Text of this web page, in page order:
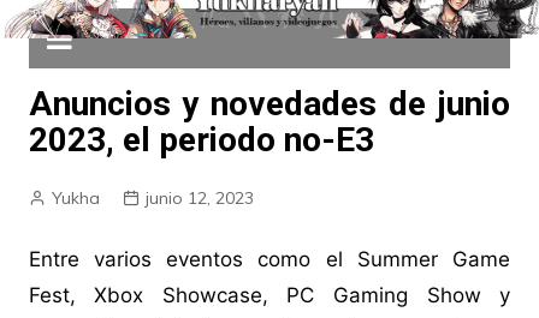
Anuncios y novedades de junio
2023, el periodo no-E3
Yukha junio 12, 2023
Entre varios eventos como el Summer Game
Fest, Xbox Showcase, PC Gaming Show y